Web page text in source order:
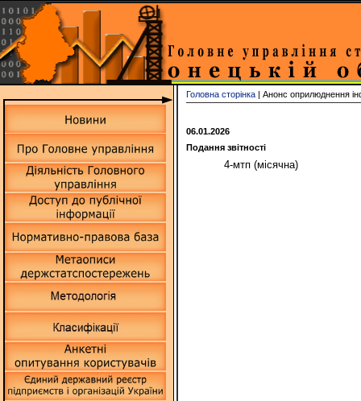
Головна сторінка | Анонс оприлюднення
06.01.2026
Подання звітності
4-мтп (місячна)